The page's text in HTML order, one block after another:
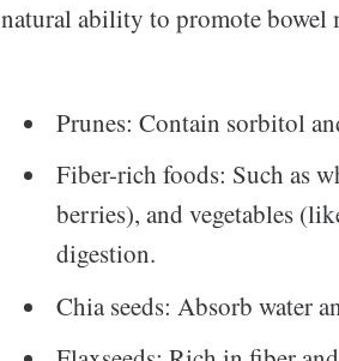
natural ability to promote bowel
Prunes: Contain sorbitol
Fiber-rich foods: Such as
berries), and vegetables
digestion.
Chia seeds: Absorb water